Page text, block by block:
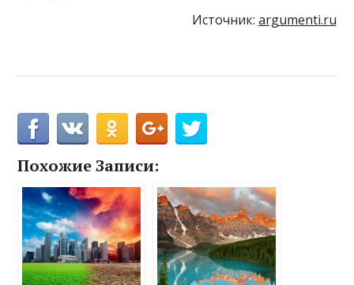
Источник: argumenti.ru
Похожие Записи: